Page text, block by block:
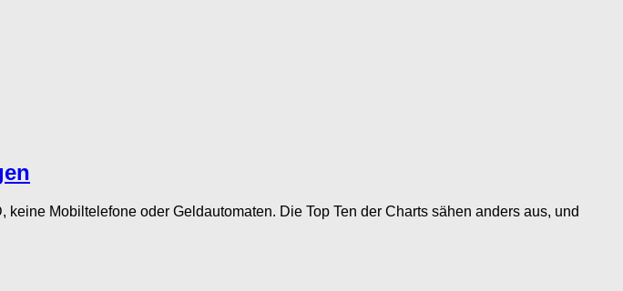
Mobiltelefone oder Geldautomaten. Die Top Ten der Charts sähen anders aus, und